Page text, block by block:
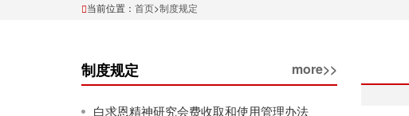
当前位置： 首页>制度规定
制度规定 more>>
白求恩精神研究会费收取和使用管理办法